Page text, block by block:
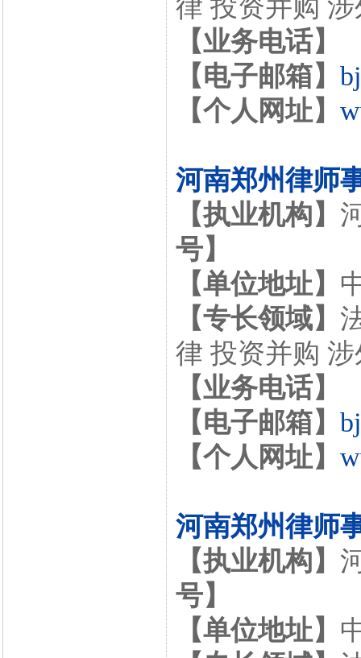
律 投资并购
【业务电话】
【电子邮箱】
【个人网址】
河南郑州律师
【执业机构】
号】
【单位地址】
【专长领域】
律 投资并购
【业务电话】
【电子邮箱】
【个人网址】
河南郑州律师
【执业机构】
号】
【单位地址】